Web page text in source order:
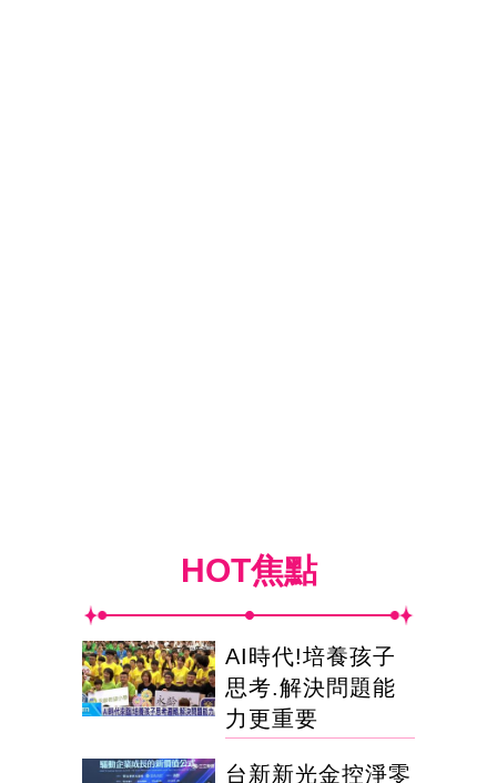
HOT焦點
AI時代!培養孩子
思考.解決問題能
力更重要
台新新光金控淨零